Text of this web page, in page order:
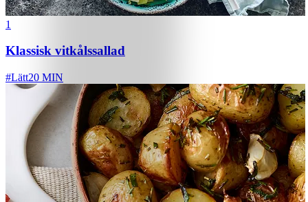
1
Klassisk vitkålssallad
#Lätt20 MIN